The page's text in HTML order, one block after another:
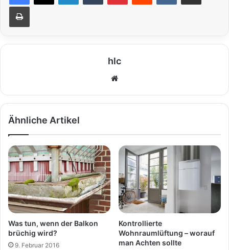
hlc
eit
Ähnliche Artikel
Was tun, wenn der Balkon
brüchig wird?
9. Februar 2016
Kontrollierte
Wohnraumlüftung – worauf
man Achten sollte